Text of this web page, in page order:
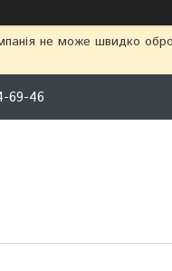
не може швидко
69-46